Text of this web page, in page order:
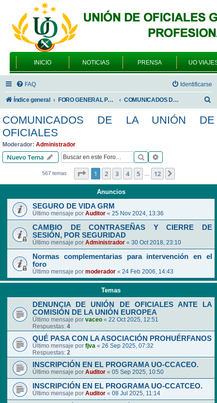
INICIO NOTICIAS PRENSA UO
FAQ Identificarse
Índice general FORO GENERAL PARA TODOS LOS USUARIOS COMUNICADOS DE LA UNIÓN DE OFICIALES
s
COMUNICADOS DE LA UNIÓN DE
OFICIALES
Moderador: Administrador
Nuevo Tema Buscar
567 temas Página de 12
1 2 3 4 5 … 12
Anuncios
SEGURO DE VIDA GRM
Último mensaje por Auditor « 25 Nov 2024, 13:36
CAMBIO DE CONTRASEÑAS Y CIERRE DE
SESIÓN, POR SEGURIDAD
Último mensaje por Administrador « 30 Oct 2018, 23:10
Normas complementarias para intervención en el
foro
Último mensaje por moderador « 24 Feb 2006, 14:43
Temas
DENUNCIA DE UNIÓN DE OFICIALES ANTE LA
COMISIÓN DE LA UNIÓN EUROPEA
Último mensaje por vaceo « 22 Oct 2025, 12:51
Respuestas: 4
QUÉ PASA CON LA ASOCIACIÓN PROHUÉRFANOS
Último mensaje por fjva « 26 Sep 2025, 07:32
Respuestas: 2
INSCRIPCIÓN EN EL PROGRAMA UO-CCACEO.
Último mensaje por Auditor « 05 Sep 2025, 10:50
INSCRIPCIÓN EN EL PROGRAMA UO-CCATCEO.
Último mensaje por Auditor « 08 Jul 2025, 11:14